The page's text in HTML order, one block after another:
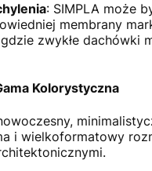
: SIMPLA może
membrany
zwykłe
Kolorystyczna
i wielkoformatowy